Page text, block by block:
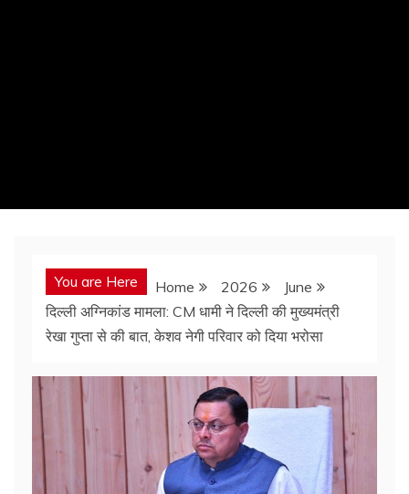
You are Here Home 2026
June
दिल्ली अग्निकांड मामला: CM धामी ने दिल्ली की मुख्यमंत्री
रेखा गुप्ता से की बात, केशव नेगी परिवार को दिया भरोसा